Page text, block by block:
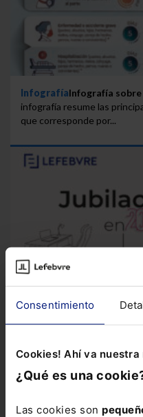
Consentimiento
Cookies! Ahí va nuestra
¿Qué es una
Las cookies son
InfografíaInfografía
infografía resume las
que corresponde por...
InfografíaJubilación en